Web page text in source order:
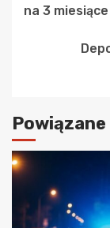
na 3 miesiące